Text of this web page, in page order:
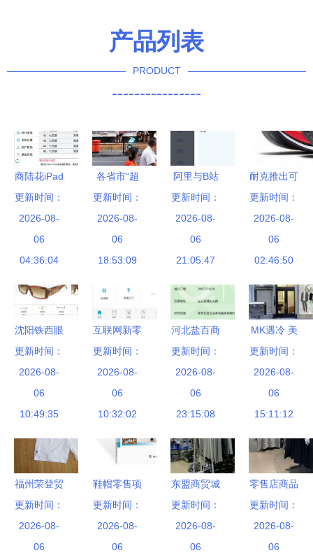
产品列表
PRODUCT
----------------
商陆花iPad
版 优化渠
道布局，重
塑互联网销
售新体验
更新时间：
2026-08-
06
04:36:04
各省市“超
市杰出代
表” 线下王
者与互联网
新贵的双线
更新时间：
2026-08-
06
18:53:09
阿里与B站
共投涵意电
商 鞋帽零
售圈的破圈
信号
更新时间：
2026-08-
06
21:05:47
耐克推出可
以挑战两小
时马拉松的
全新概念跑
鞋
更新时间：
2026-08-
06
02:46:50
沈阳铁西眼
镜市场 品
质眼镜批发
零售一网打
尽，打造靓
更新时间：
2026-08-
06
10:49:35
互联网新零
售硝烟弥
漫，小米式
的“轻骑
兵”突围之
更新时间：
2026-08-
06
10:32:02
河北盐百商
贸集团 深
耕区域市
场，开启互
联网销售新
更新时间：
2026-08-
06
23:15:08
MK遇冷 美
百货零售商
为何陆续抛
弃昔日爆
款？
更新时间：
2026-08-
06
15:11:12
福州荣登贸
易 整合运
动装、鞋帽
与童装资
更新时间：
2026-08-
06
鞋帽零售项
目商业计划
书（最新
版）
更新时间：
2026-08-
06
东盟商贸城
秋季订货盛
会 9月23日
进货即送好
更新时间：
2026-08-
06
零售店商品
陈列设计的
力量 鞋帽
零售中的视
更新时间：
2026-08-
06